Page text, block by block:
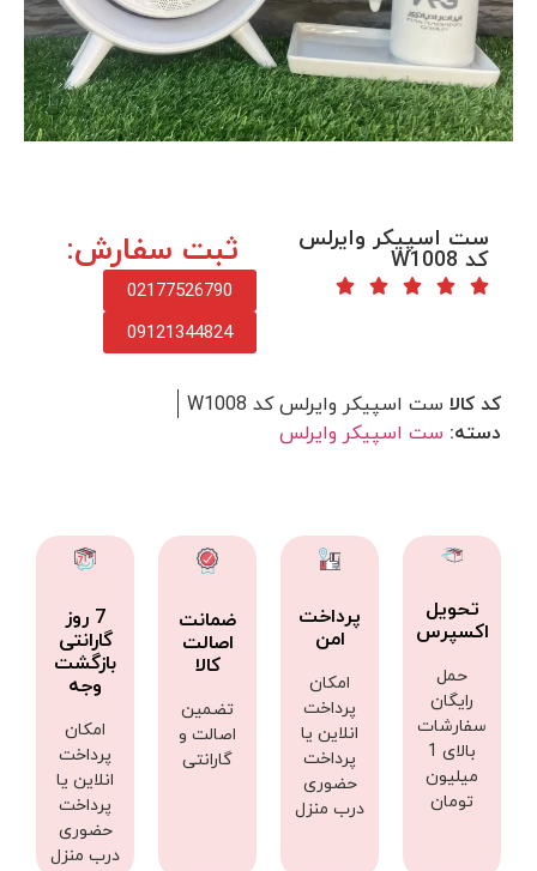
ست اسپیکر وایرلس
کد W1008 ثبت سفارش:
02177526790
09121344824
کد کالا ست اسپیکر وایرلس کد W1008
دسته: ست اسپیکر وایرلس
تحویل
اکسپرس
حمل
رایگان
سفارشات
بالای 1
میلیون
تومان
پرداخت
امن
امکان
پرداخت
انلاین یا
پرداخت
حضوری
درب منزل
ضمانت
اصالت
کالا
تضمین
اصالت و
گارانتی
7 روز
گارانتی
بازگشت
وجه
امکان
پرداخت
انلاین یا
پرداخت
حضوری
درب منزل